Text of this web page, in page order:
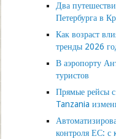
Два
Петербурга в
Как возраст
тренды 2026
В аэропорту
туристов
Прямые рейсы
Tanzania
контроля ЕС: с